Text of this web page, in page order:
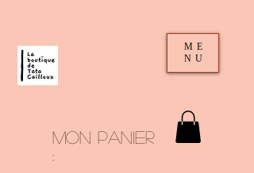
mon panier
:
ME
NU